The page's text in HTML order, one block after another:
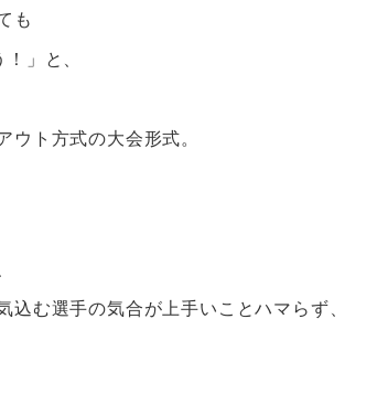
も
」と、
ト方式の大会形式。
込む選手の気合が上手いことハマらず、